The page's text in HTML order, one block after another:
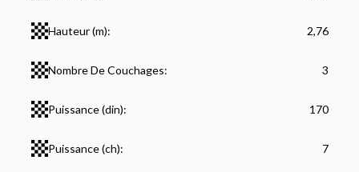
Hauteur (m): 2,76
Nombre De Couchages: 3
Puissance (din): 170
Puissance (ch): 7